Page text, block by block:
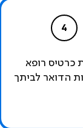
4
כרטיס רופא
הדואר לביתך